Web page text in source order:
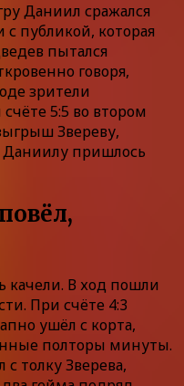
Даниил сражался
с публикой, которая
пытался
говоря,
зрители
5:5 во втором
Звереву,
Даниилу пришлось
качели. В ход пошли
При счёте 4:3
ушёл с корта,
полторы минуты.
толку Зверева,